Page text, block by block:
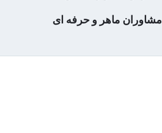
مشاوران ماهر و حرفه ای